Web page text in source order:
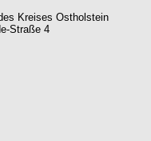
Kreises Ostholstein
Straße 4